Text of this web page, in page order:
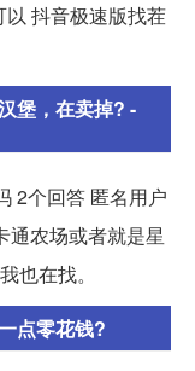
抖音极速版找茬
堡，在卖掉? -
2个回答 匿名用户
通农场或者就是星
也在找。
点零花钱?